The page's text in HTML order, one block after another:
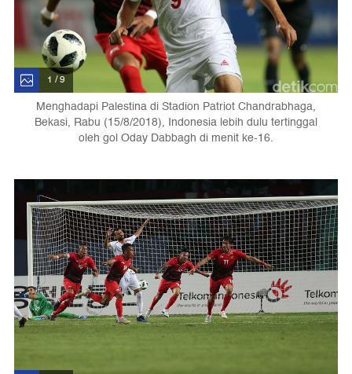
1 / 9
Menghadapi Palestina di Stadion Patriot Chandrabhaga,
Bekasi, Rabu (15/8/2018), Indonesia lebih dulu tertinggal
oleh gol Oday Dabbagh di menit ke-16.